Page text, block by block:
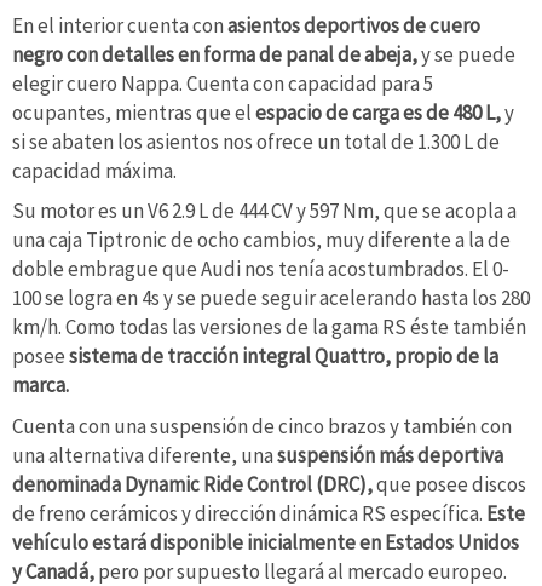
En el interior cuenta conasientos deportivos de cuero
negro con detalles en forma de panal de abeja,y se puede
elegir cuero Nappa. Cuenta con capacidad para 5
ocupantes, mientras que elespacio de carga es de 480 L,y
si se abaten los asientos nos ofrece un total de 1.300 L de
capacidad máxima.
Su motor es un V6 2.9 L de 444 CV y 597 Nm, que se acopla a
una caja Tiptronic de ocho cambios, muy diferente a la de
doble embrague que Audi nos tenía acostumbrados. El 0-
100 se logra en 4s y se puede seguir acelerando hasta los 280
km/h. Como todas las versiones de la gama RS éste también
poseesistema de tracción integral Quattro, propio de la
marca.
Cuenta con una suspensión de cinco brazos y también con
una alternativa diferente, unasuspensión más deportiva
denominada Dynamic Ride Control (DRC),que posee discos
de freno cerámicos y dirección dinámica RS específica. Este
vehículo estará disponible inicialmente en Estados Unidos
y Canadá,pero por supuesto llegará al mercado europeo.